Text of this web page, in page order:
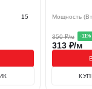
15 Мощность
350₽/м -11%
313 ₽/м
тёплых полов